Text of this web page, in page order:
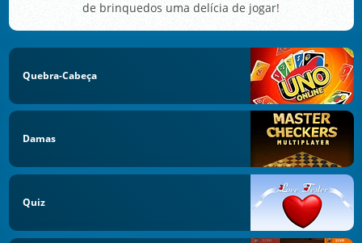
de brinquedos uma delícia de jogar!
Quebra-Cabeça
Damas
Quiz